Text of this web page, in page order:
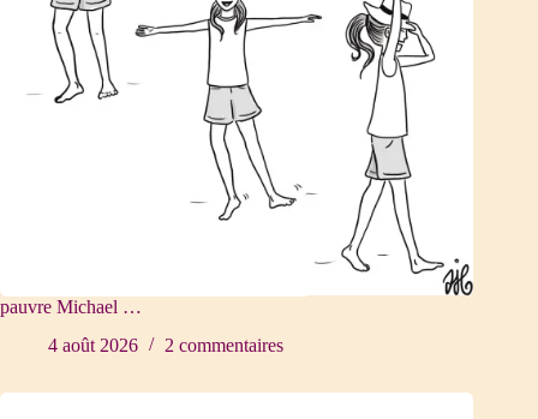
pauvre Michael …
4 août 2026
2 commentaires